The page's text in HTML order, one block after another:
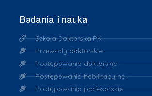
Badania i nauka
Szkoła Doktorska PK
Przewody doktorskie
Postępowania doktorskie
Postępowania habilitacyjne
Postępowania profesorskie